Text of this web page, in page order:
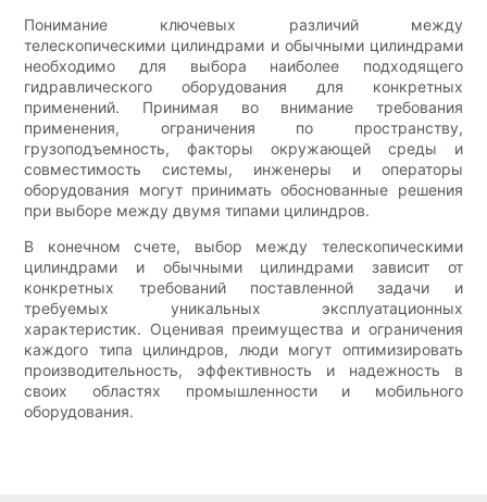
Понимание ключевых различий между
телескопическими цилиндрами и обычными цилиндрами
необходимо для выбора наиболее подходящего
гидравлического оборудования для конкретных
применений. Принимая во внимание требования
применения, ограничения по пространству,
грузоподъемность, факторы окружающей среды и
совместимость системы, инженеры и операторы
оборудования могут принимать обоснованные решения
при выборе между двумя типами цилиндров.
В конечном счете, выбор между телескопическими
цилиндрами и обычными цилиндрами зависит от
конкретных требований поставленной задачи и
требуемых уникальных эксплуатационных
характеристик. Оценивая преимущества и ограничения
каждого типа цилиндров, люди могут оптимизировать
производительность, эффективность и надежность в
своих областях промышленности и мобильного
оборудования.